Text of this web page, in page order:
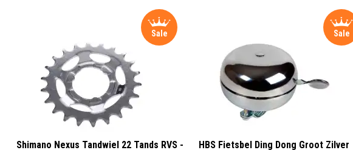
Sale
Shimano Nexus Tandwiel 22 Tands RVS -
Sale
HBS Fietsbel Ding Dong Groot Zilver